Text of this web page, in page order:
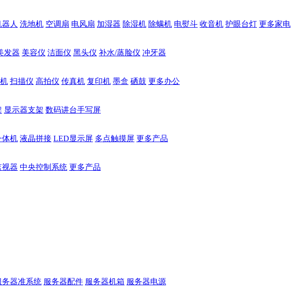
人 洗地机 空调扇 电风扇 加湿器 除湿机 除螨机 电熨斗 收音机 护眼台灯 更多家电
发器 美容仪 洁面仪 黑头仪 补水/蒸脸仪 冲牙器
扫描仪 高拍仪 传真机 复印机 墨盒 硒鼓 更多办公
显示器支架 数码讲台手写屏
体机 液晶拼接 LED显示屏 多点触摸屏 更多产品
视器 中央控制系统 更多产品
务器准系统 服务器配件 服务器机箱 服务器电源